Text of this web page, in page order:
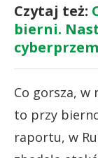
Czytaj też:
bierni.
Co gorsza, w
to przy
raportu, w